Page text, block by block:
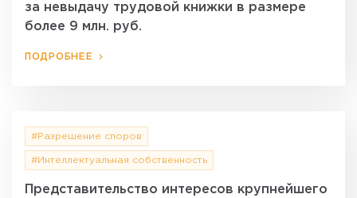
за невыдачу трудовой книжки в размере
более 9 млн. руб.
ПОДРОБНЕЕ
#Разрешение споров
#Интеллектуальная собственность
Представительство интересов крупнейшего